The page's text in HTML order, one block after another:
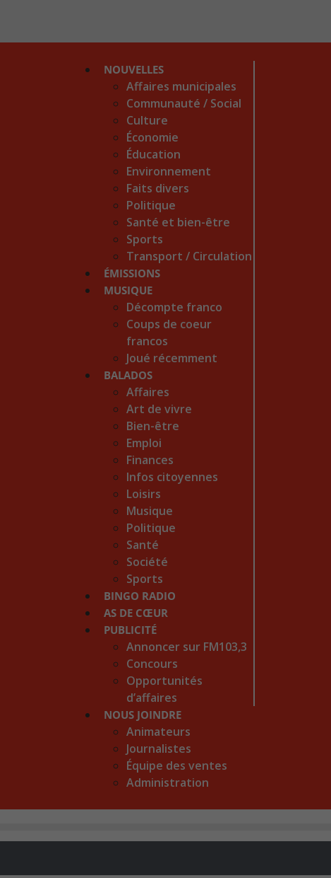
NOUVELLES
Affaires municipales
Communauté / Social
Culture
Économie
Éducation
Environnement
Faits divers
Politique
Santé et bien-être
Sports
Transport / Circulation
ÉMISSIONS
MUSIQUE
Décompte franco
Coups de coeur
francos
Joué récemment
BALADOS
Affaires
Art de vivre
Bien-être
Emploi
Finances
Infos citoyennes
Loisirs
Musique
Politique
Santé
Société
Sports
BINGO RADIO
AS DE CŒUR
PUBLICITÉ
Annoncer sur FM103,3
Concours
Opportunités
d’affaires
NOUS JOINDRE
Animateurs
Journalistes
Équipe des ventes
Administration